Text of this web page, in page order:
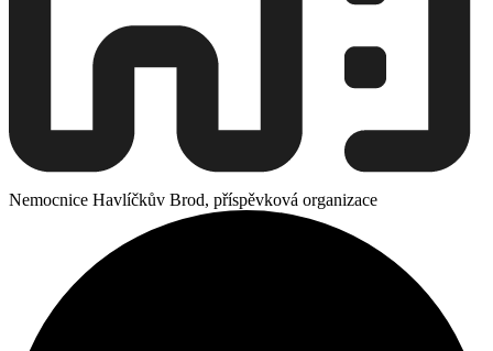
Nemocnice Havlíčkův Brod, příspěvková organizace